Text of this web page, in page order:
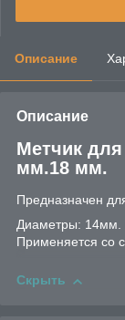
Описание
Описание
Метчик
мм.18 мм.
Предназначен
Диаметры: 14мм.
Применяется со
Скрыть